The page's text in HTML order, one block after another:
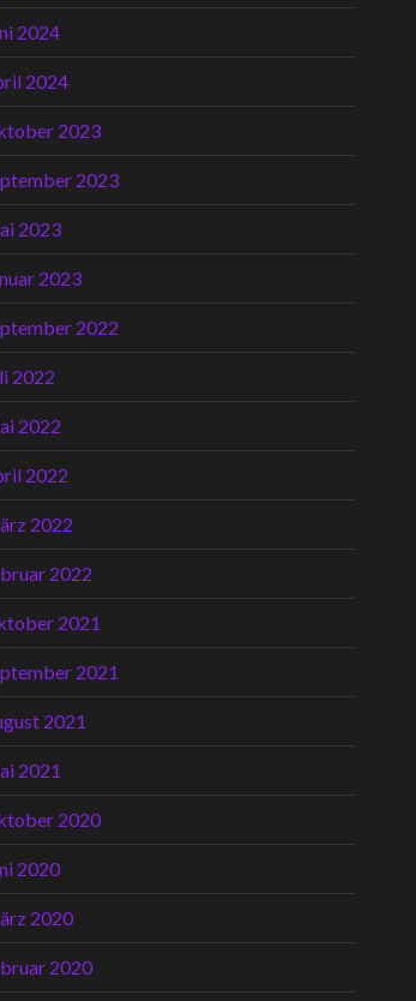
2024
2024
2023
2023
2023
2023
2022
2022
2022
2022
2022
2022
2021
2021
2021
2021
2020
2020
2020
2020